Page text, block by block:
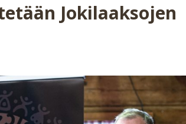
Jokilaaksojen